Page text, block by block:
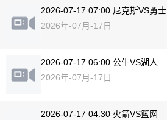
2026-07-17 07:00 尼克斯VS勇士
2026年-07月-17日
2026-07-17 06:00 公牛VS湖人
2026年-07月-17日
2026-07-17 04:30 火箭VS篮网